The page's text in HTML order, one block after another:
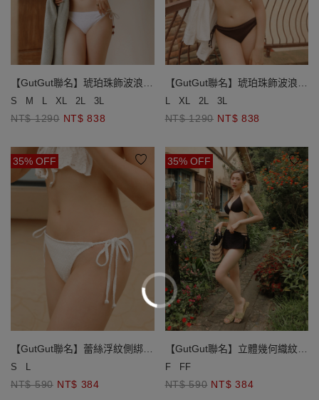
【GutGut聯名】琥珀珠飾波浪織
紋繞頸比基尼
S M L XL 2L 3L
NT$ 1290 NT$ 838
【GutGut聯名】琥珀珠飾波浪織
紋繞頸比基尼
L XL 2L 3L
NT$ 1290 NT$ 838
35% OFF
【GutGut聯名】蕾絲浮紋側綁帶
泳褲
S L
NT$ 590 NT$ 384
35% OFF
【GutGut聯名】立體幾何織紋綁
帶外罩短裙
F FF
NT$ 590 NT$ 384